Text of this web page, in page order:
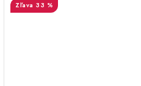
33 %